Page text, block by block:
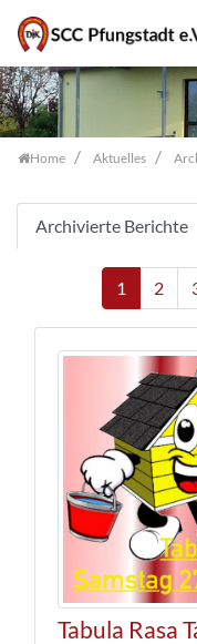
Zum Inhalt springen
Home Aktuelles
Archivierte Berichte
1 2
Tabula Rasa